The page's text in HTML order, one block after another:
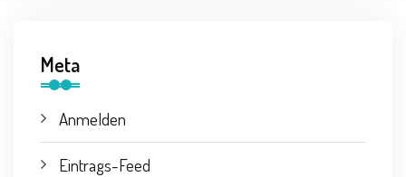
Meta
Anmelden
Eintrags-Feed